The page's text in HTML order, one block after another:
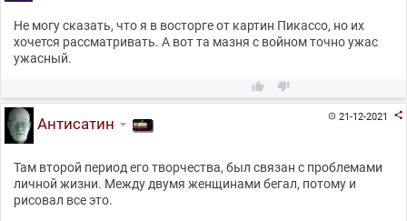
Не могу сказать, что я в восторге от картин Пикассо, но их
хочется рассматривать. А вот та мазня с войном точно ужас
ужасный.
 
21-12-2021 
Антисатин
Там второй период его творчества, был связан с проблемами
личной жизни. Между двумя женщинами бегал, потому и
рисовал все это.